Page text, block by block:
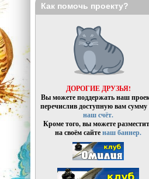
Как помочь проекту?
ДОРОГИЕ ДРУЗЬЯ!
Вы можете поддержать наш
перечислив доступную вам сумму
наш счёт.
Кроме того, вы можете
на своём сайтенаш баннер.